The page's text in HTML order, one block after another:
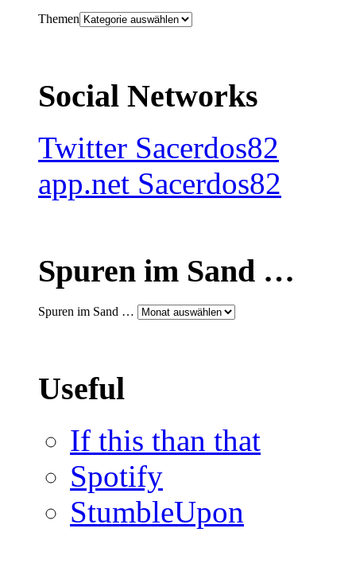
Themen
Social Networks
Twitter Sacerdos82
app.net Sacerdos82
Spuren im Sand …
Spuren im Sand …
Useful
If this than that
Spotify
StumbleUpon